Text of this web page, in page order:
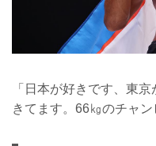
「日本が好きです、東
きてます。66㎏のチャ